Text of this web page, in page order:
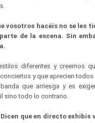
vosotros hacéis no se les
de la escena. Sin
diferentes y creemos
y que aprecien
que arriesga y es
sino todo lo contrario.
Dicen que en directo exhibís